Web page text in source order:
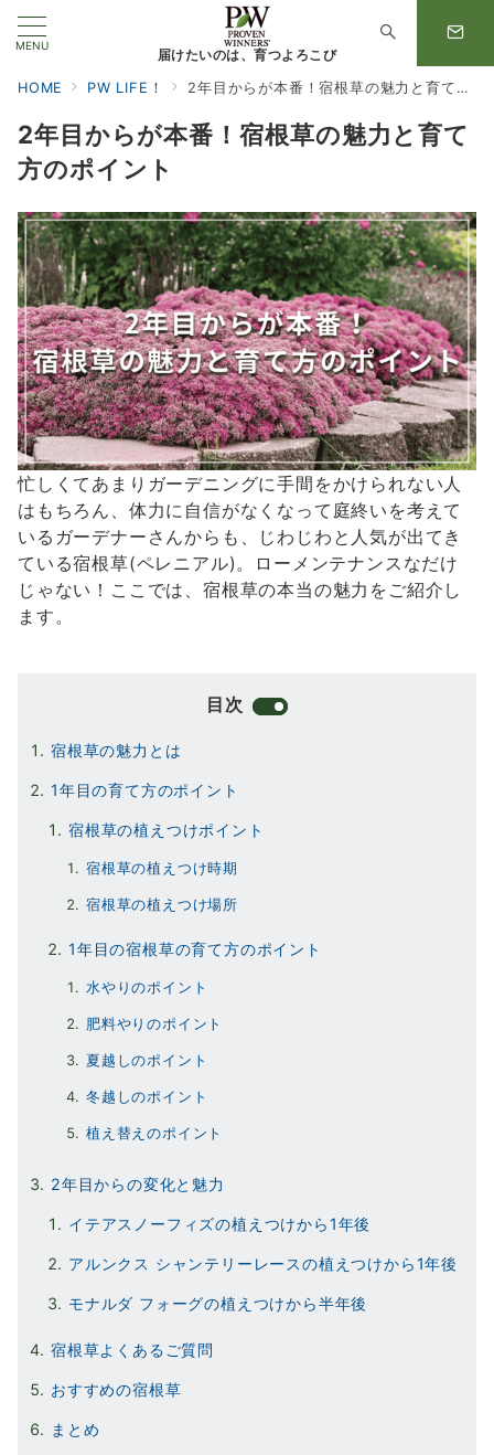
MENU
届けたいのは、育つよろこび
HOME PW LIFE！ 2年目からが本番！宿根草の魅力と育て方のポイント
2年目からが本番！宿根草の魅力と育て
方のポイント
忙しくてあまりガーデニングに手間をかけられない人
はもちろん、体力に自信がなくなって庭終いを考えて
いるガーデナーさんからも、じわじわと人気が出てき
ている宿根草(ペレニアル)。ローメンテナンスなだけ
じゃない！ここでは、宿根草の本当の魅力をご紹介し
ます。
目次
宿根草の魅力とは
1年目の育て方のポイント
宿根草の植えつけポイント
宿根草の植えつけ時期
宿根草の植えつけ場所
1年目の宿根草の育て方のポイント
水やりのポイント
肥料やりのポイント
夏越しのポイント
冬越しのポイント
植え替えのポイント
2年目からの変化と魅力
イテアスノーフィズの植えつけから1年後
アルンクス シャンテリーレースの植えつけから1年後
モナルダ フォーグの植えつけから半年後
宿根草よくあるご質問
おすすめの宿根草
まとめ